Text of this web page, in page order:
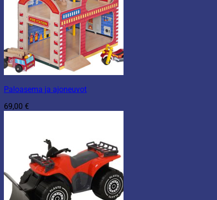
Paloasema ja ajoneuvot
69,00 €